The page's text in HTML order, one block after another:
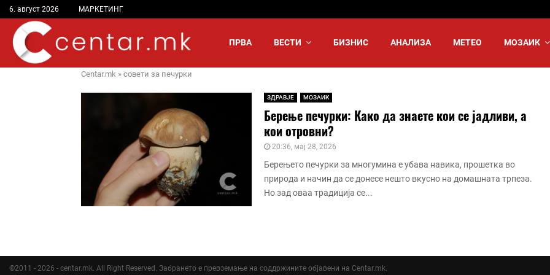
6. август 2026 МАРКЕТИНГ
ПРВА ВЕСТИ БИЗНИС АНАЛИЗА МЕТЕО МОЗАИК
Centar.mk » совети за печурки
ЗДРАВЈЕ МОЗАИК
Берење печурки: Како да знаете кои се јадливи, а
кои отровни?
20:36, мај 28, 2026
Берењето печурки за многумина е убава навика, прошетка во
природа и начин да се донесе нешто вкусно на домашната трпеза.
Но зад оваа традиција се...
©2011 - 2026 - centar.mk. All Right Reserved. Забрането е превземање на соддржините објавени на Centar.mk.